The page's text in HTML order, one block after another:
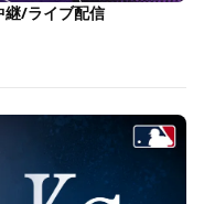
継/ライブ配信